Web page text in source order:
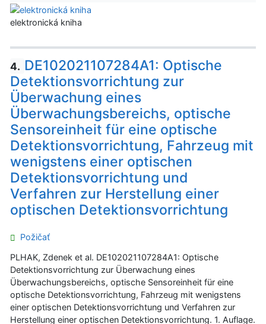
elektronická kniha
4. DE102021107284A1: Optische
Detektionsvorrichtung zur
Überwachung eines
Überwachungsbereichs, optische
Sensoreinheit für eine optische
Detektionsvorrichtung, Fahrzeug mit
wenigstens einer optischen
Detektionsvorrichtung und
Verfahren zur Herstellung einer
optischen Detektionsvorrichtung
Požičať
PLHAK, Zdenek et al. DE102021107284A1: Optische
Detektionsvorrichtung zur Überwachung eines
Überwachungsbereichs, optische Sensoreinheit für eine
optische Detektionsvorrichtung, Fahrzeug mit wenigstens
einer optischen Detektionsvorrichtung und Verfahren zur
Herstellung einer optischen Detektionsvorrichtung. 1. Auflage.